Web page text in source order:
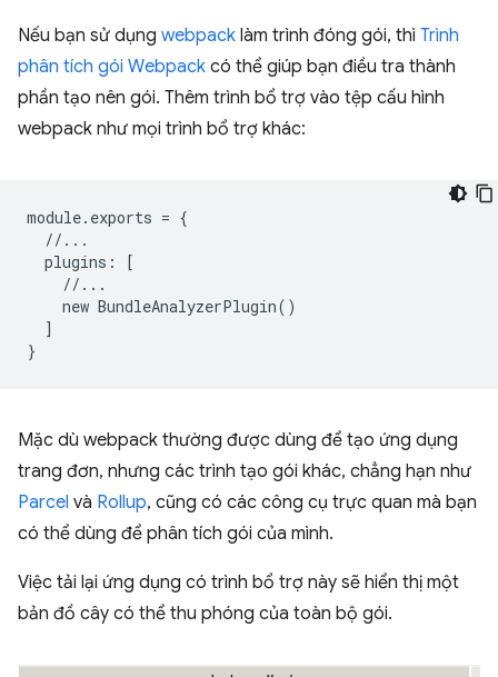
Nếu bạn sử dụng webpack làm trình đóng gói, thì Trình
phân tích gói Webpack có thể giúp bạn điều tra thành
phần tạo nên gói. Thêm trình bổ trợ vào tệp cấu hình
webpack như mọi trình bổ trợ khác:
module. exports = {
//...
plugins :
[
//...
new BundleAnalyzerPlugin()
]
}
Mặc dù webpack thường được dùng để tạo ứng dụng
trang đơn, nhưng các trình tạo gói khác, chẳng hạn như
Parcel và Rollup, cũng có các công cụ trực quan mà bạn
có thể dùng để phân tích gói của mình.
Việc tải lại ứng dụng có trình bổ trợ này sẽ hiển thị một
bản đồ cây có thể thu phóng của toàn bộ gói.